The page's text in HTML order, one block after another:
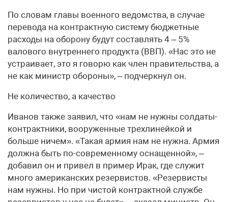
По словам главы военного ведомства, в случае
перевода на контрактную систему бюджетные
расходы на оборону будут составлять 4 – 5%
валового внутреннего продукта (ВВП). «Нас это не
устраивает, это я говорю как член правительства, а
не как министр обороны», – подчеркнул он.
Не количество, а качество
Иванов также заявил, что «нам не нужны солдаты-
контрактники, вооруженные трехлинейкой и
больше ничем». «Такая армия нам не нужна. Армия
должна быть по-современному оснащенной», –
добавил он и привел в пример Ирак, где служит
много американских резервистов. «Резервисты
нам нужны. Но при чистой контрактной службе